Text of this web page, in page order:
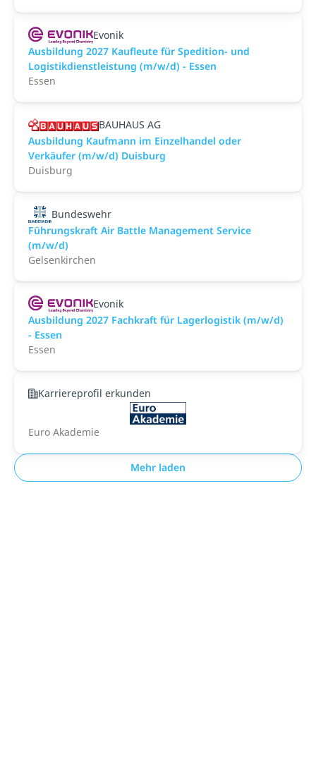
Evonik
Ausbildung 2027 Kaufleute für Spedition- und
Logistikdienstleistung (m/w/d) - Essen
Essen
BAUHAUS AG
Ausbildung Kaufmann im Einzelhandel oder
Verkäufer (m/w/d) Duisburg
Duisburg
Bundeswehr
Führungskraft Air Battle Management Service
(m/w/d)
Gelsenkirchen
Evonik
Ausbildung 2027 Fachkraft für Lagerlogistik (m/w/d)
- Essen
Essen
Karriereprofil erkunden
Euro Akademie
Mehr laden